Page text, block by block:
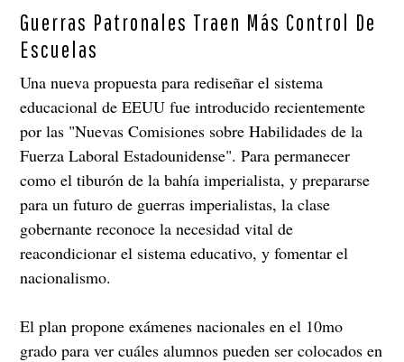
Guerras Patronales Traen Más Control De
Escuelas
Una nueva propuesta para rediseñar el sistema
educacional de EEUU fue introducido recientemente
por las "Nuevas Comisiones sobre Habilidades de la
Fuerza Laboral Estadounidense". Para permanecer
como el tiburón de la bahía imperialista, y prepararse
para un futuro de guerras imperialistas, la clase
gobernante reconoce la necesidad vital de
reacondicionar el sistema educativo, y fomentar el
nacionalismo.
El plan propone exámenes nacionales en el 10mo
grado para ver cuáles alumnos pueden ser colocados en